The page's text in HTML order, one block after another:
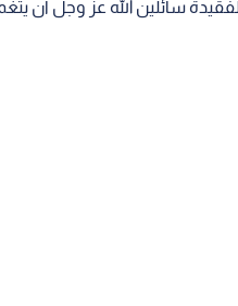
سائلين الله عز وجل ان